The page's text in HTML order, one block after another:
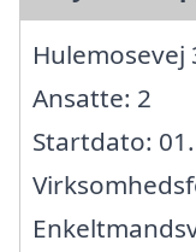
Hulemosevej
Ansatte: 2
Startdato: